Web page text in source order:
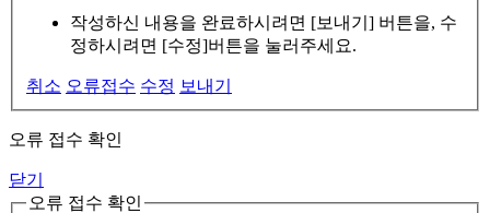
작성하신 내용을 완료하시려면 [보내기] 버튼을, 수
정하시려면 [수정]버튼을 눌러주세요.
취소 오류접수 수정 보내기
오류 접수 확인
닫기
오류 접수 확인